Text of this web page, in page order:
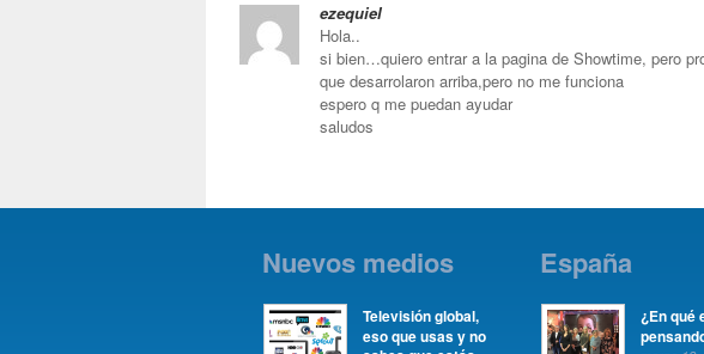
ezequiel
Hola..
si bien…quiero entrar a la pagina de Showtime, pero
que desarrolaron arriba,pero no me funciona
espero q me puedan ayudar
saludos
Nuevos medios
Televisión global,
eso que usas y no
España
¿En qué